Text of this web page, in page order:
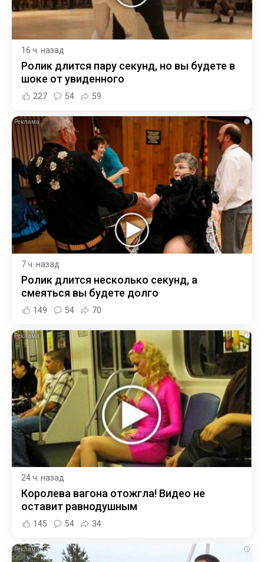
16 ч. назад
Ролик длится пару секунд, но вы будете в
шоке от увиденного
227 54 59
i
7 ч. назад
Ролик длится несколько секунд, а
смеяться вы будете долго
149 54 70
i
24 ч. назад
Королева вагона отожгла! Видео не
оставит равнодушным
145 54 34
i